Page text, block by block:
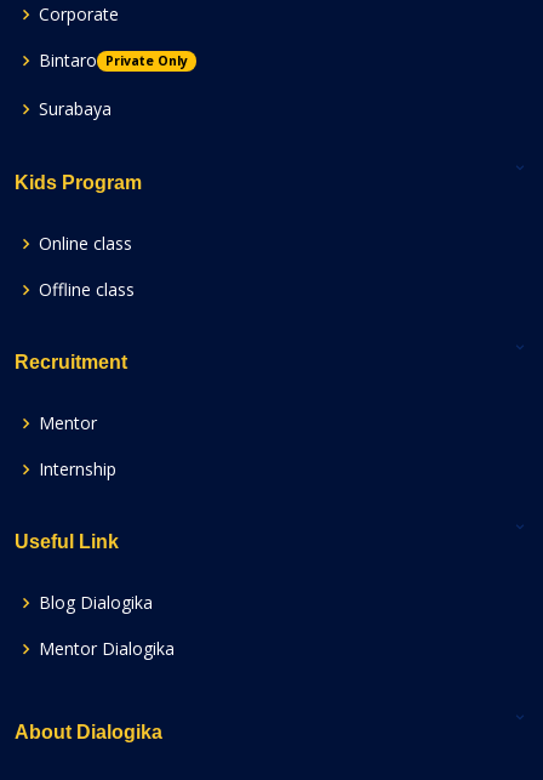
Corporate
Bintaro
Private Only
Surabaya
Kids Program
Online class
Offline class
Recruitment
Mentor
Internship
Useful Link
Blog Dialogika
Mentor Dialogika
About Dialogika